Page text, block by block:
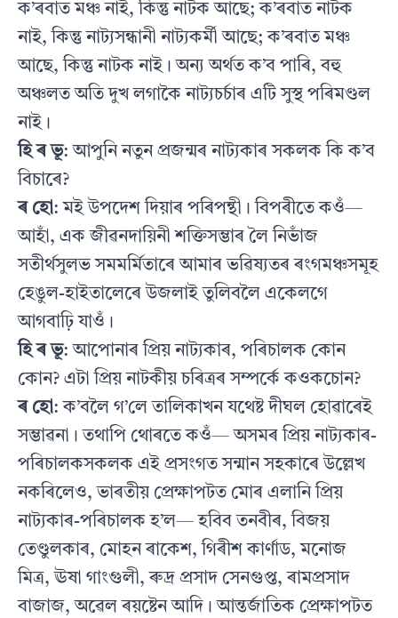
ক’ৰবাত মঞ্চ নাই, কিন্তু নাটক আছে; ক’ৰবাত নাটক
নাই, কিন্তু নাট্যসন্ধানী নাট্যকৰ্মী আছে; ক’ৰবাত মঞ্চ
আছে, কিন্তু নাটক নাই। অন্য অৰ্থত ক’ব পাৰি, বহু
অঞ্চলত অতি দুখ লগাকৈ নাট্যচৰ্চাৰ এটি সুস্থ পৰিমণ্ডল
নাই।
হি ৰ ভূ: ‌আপুনি নতুন প্ৰজন্মৰ নাট্যকাৰ সকলক কি ক’ব
বিচাৰে?
ৰ হো: মই উপদেশ দিয়াৰ পৰিপন্থী। বিপৰীতে কওঁ—
আহাঁ, এক জীৱনদায়িনী শক্তিসম্ভাৰ লৈ নিভাঁজ
সতীৰ্থসুলভ সমমৰ্মিতাৰে আমাৰ ভৱিষ্যতৰ ৰংগমঞ্চসমূহ
হেঙুল-হাইতালেৰে উজলাই তুলিবলৈ একেলগে
আগবাঢ়ি যাওঁ।
হি ৰ ভূ: আপোনাৰ প্ৰিয় নাট্যকাৰ, পৰিচালক কোন
কোন? এটা প্ৰিয় নাটকীয় চৰিত্ৰৰ সম্পৰ্কে কওকচোন?
ৰ হো: ক’বলৈ গ’লে তালিকাখন যথেষ্ট দীঘল হোৱাৰেই
সম্ভাৱনা। তথাপি থোৰতে কওঁ— অসমৰ প্ৰিয় নাট্যকাৰ-
পৰিচালকসকলক এই প্ৰসংগত সন্মান সহকাৰে উল্লেখ
নকৰিলেও, ভাৰতীয় প্ৰেক্ষাপটত মোৰ এলানি প্ৰিয়
নাট্যকাৰ-পৰিচালক হ’ল— হবিব তনবীৰ, বিজয়
তেণ্ডুলকাৰ, মোহন ৰাকেশ, গিৰীশ কাৰ্ণাড, মনোজ
মিত্ৰ, ঊষা গাংগুলী, ৰুদ্ৰ প্ৰসাদ সেনগুপ্ত, ৰামপ্ৰসাদ
বাজাজ, অৱেল ৰয়ষ্টেন আদি। আন্তৰ্জাতিক প্ৰেক্ষাপটত